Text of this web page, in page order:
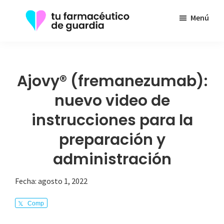
Guardia
información
que
sobre
enfermedad
Menú
Ajovy® (fremanezumab):
nuevo video de
instrucciones para la
preparación y
administración
Fecha: agosto 1, 2022
Comp